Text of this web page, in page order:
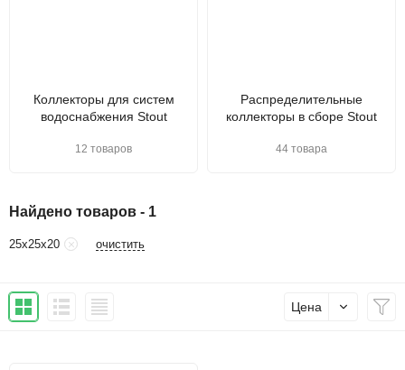
Коллекторы для систем
водоснабжения Stout
12 товаров
Распределительные
коллекторы в сборе Stout
44 товара
Найдено товаров - 1
25х25х20 очистить
Цена